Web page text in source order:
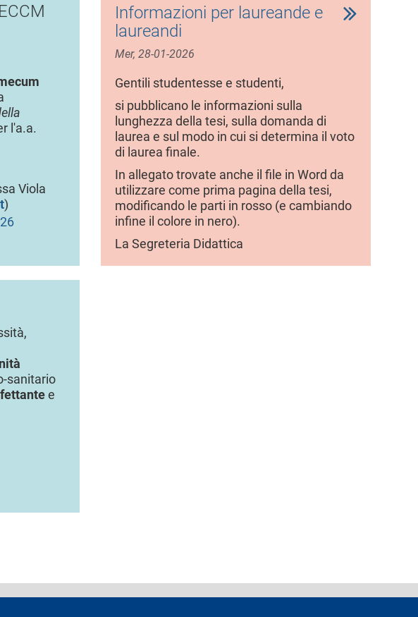
l'a.a.
Viola
)
Informazioni per laureande e
laureandi
Mer, 28-01-2026
Gentili studentesse e studenti,
si pubblicano le informazioni sulla
lunghezza della tesi, sulla domanda di
laurea e sul modo in cui si determina il voto
di laurea finale.
In allegato trovate anche il file in Word da
utilizzare come prima pagina della tesi,
modificando le parti in rosso (e cambiando
infine il colore in nero).
La Segreteria Didattica
sanitario
e